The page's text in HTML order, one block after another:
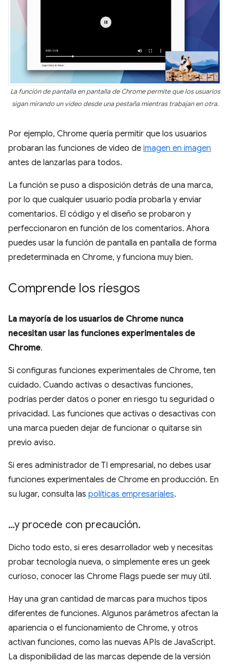
La función de pantalla en pantalla de Chrome permite que los usuarios
sigan mirando un video desde una pestaña mientras trabajan en otra.
Por ejemplo, Chrome quería permitir que los usuarios
probaran las funciones de video de imagen en imagen
antes de lanzarlas para todos.
La función se puso a disposición detrás de una marca,
por lo que cualquier usuario podía probarla y enviar
comentarios. El código y el diseño se probaron y
perfeccionaron en función de los comentarios. Ahora
puedes usar la función de pantalla en pantalla de forma
predeterminada en Chrome, y funciona muy bien.
Comprende los riesgos
La mayoría de los usuarios de Chrome nunca
necesitan usar las funciones experimentales de
Chrome.
Si configuras funciones experimentales de Chrome, ten
cuidado. Cuando activas o desactivas funciones,
podrías perder datos o poner en riesgo tu seguridad o
privacidad. Las funciones que activas o desactivas con
una marca pueden dejar de funcionar o quitarse sin
previo aviso.
Si eres administrador de TI empresarial, no debes usar
funciones experimentales de Chrome en producción. En
su lugar, consulta las políticas empresariales.
…y procede con precaución.
Dicho todo esto, si eres desarrollador web y necesitas
probar tecnología nueva, o simplemente eres un geek
curioso, conocer las Chrome Flags puede ser muy útil.
Hay una gran cantidad de marcas para muchos tipos
diferentes de funciones. Algunos parámetros afectan la
apariencia o el funcionamiento de Chrome, y otros
activan funciones, como las nuevas APIs de JavaScript.
La disponibilidad de las marcas depende de la versión